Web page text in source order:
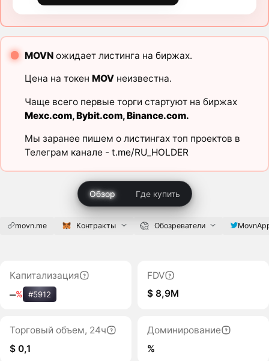
MOVNожидает листинга на биржах.
Цена на токен MOVнеизвестна.
Чаще всего первые торги стартуют на биржах
Mexc.com,Bybit.com,Binance.com.
Мы заранее пишем о листингах топ проектов в
Телеграм канале - t.me/RU_HOLDER
Обзор Где купить
movn.me Контракты Обозреватели
Капитализация
‒% #5912
FDV
$ 8,9M
Торговый объем, 24ч
$ 0,1
Доминирование
%